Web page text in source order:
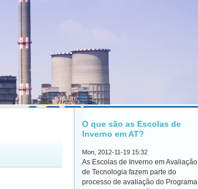
O que são as Escolas de
Inverno em AT?
Mon, 2012-11-19 15:32
As Escolas de Inverno em Avaliação
de Tecnologia fazem parte do
processo de avaliação do Programa